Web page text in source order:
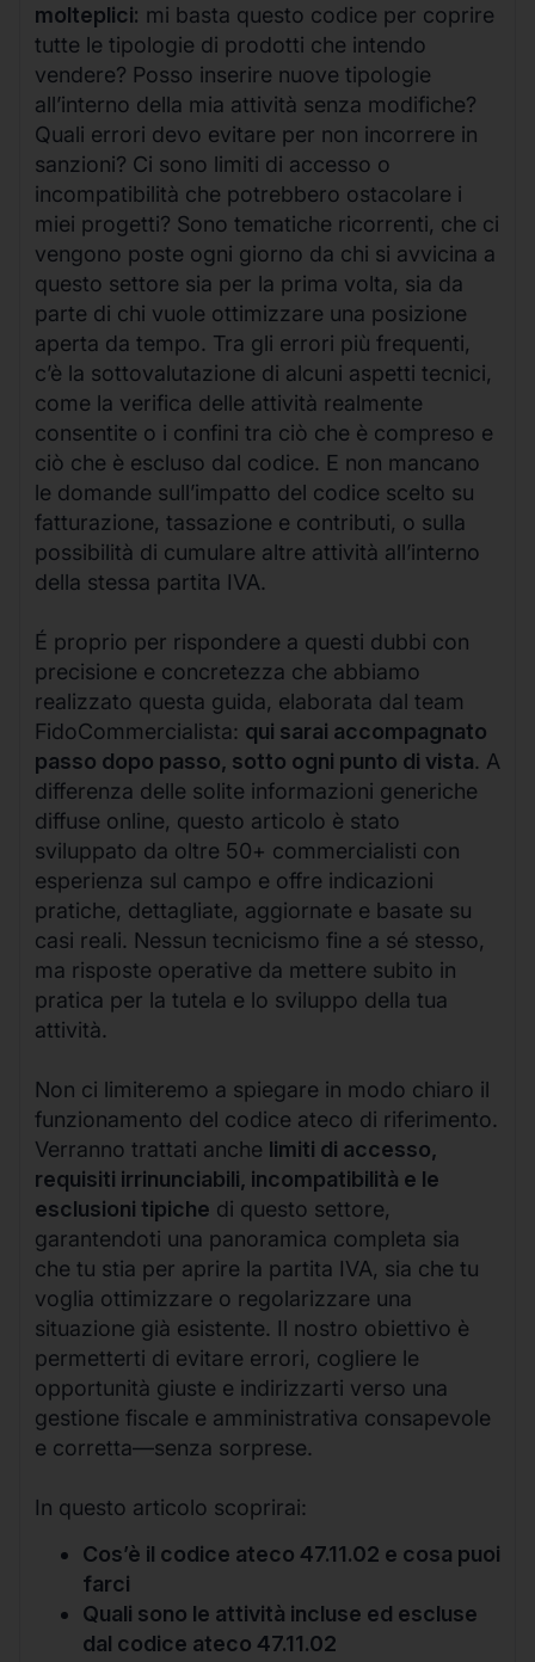
molteplici: mi basta questo codice per coprire
tutte le tipologie di prodotti che intendo
vendere? Posso inserire nuove tipologie
all’interno della mia attività senza modifiche?
Quali errori devo evitare per non incorrere in
sanzioni? Ci sono limiti di accesso o
incompatibilità che potrebbero ostacolare i
miei progetti? Sono tematiche ricorrenti, che ci
vengono poste ogni giorno da chi si avvicina a
questo settore sia per la prima volta, sia da
parte di chi vuole ottimizzare una posizione
aperta da tempo. Tra gli errori più frequenti,
c’è la sottovalutazione di alcuni aspetti tecnici,
come la verifica delle attività realmente
consentite o i confini tra ciò che è compreso e
ciò che è escluso dal codice. E non mancano
le domande sull’impatto del codice scelto su
fatturazione, tassazione e contributi, o sulla
possibilità di cumulare altre attività all’interno
della stessa partita IVA.
É proprio per rispondere a questi dubbi con
precisione e concretezza che abbiamo
realizzato questa guida, elaborata dal team
FidoCommercialista: qui sarai accompagnato
passo dopo passo, sotto ogni punto di vista. A
differenza delle solite informazioni generiche
diffuse online, questo articolo è stato
sviluppato da oltre 50+ commercialisti con
esperienza sul campo e offre indicazioni
pratiche, dettagliate, aggiornate e basate su
casi reali. Nessun tecnicismo fine a sé stesso,
ma risposte operative da mettere subito in
pratica per la tutela e lo sviluppo della tua
attività.
Non ci limiteremo a spiegare in modo chiaro il
funzionamento del codice ateco di riferimento.
Verranno trattati anche limiti di accesso,
requisiti irrinunciabili, incompatibilità e le
esclusioni tipiche di questo settore,
garantendoti una panoramica completa sia
che tu stia per aprire la partita IVA, sia che tu
voglia ottimizzare o regolarizzare una
situazione già esistente. Il nostro obiettivo è
permetterti di evitare errori, cogliere le
opportunità giuste e indirizzarti verso una
gestione fiscale e amministrativa consapevole
e corretta—senza sorprese.
In questo articolo scoprirai:
Cos’è il codice ateco 47.11.02 e cosa puoi
farci
Quali sono le attività incluse ed escluse
dal codice ateco 47.11.02